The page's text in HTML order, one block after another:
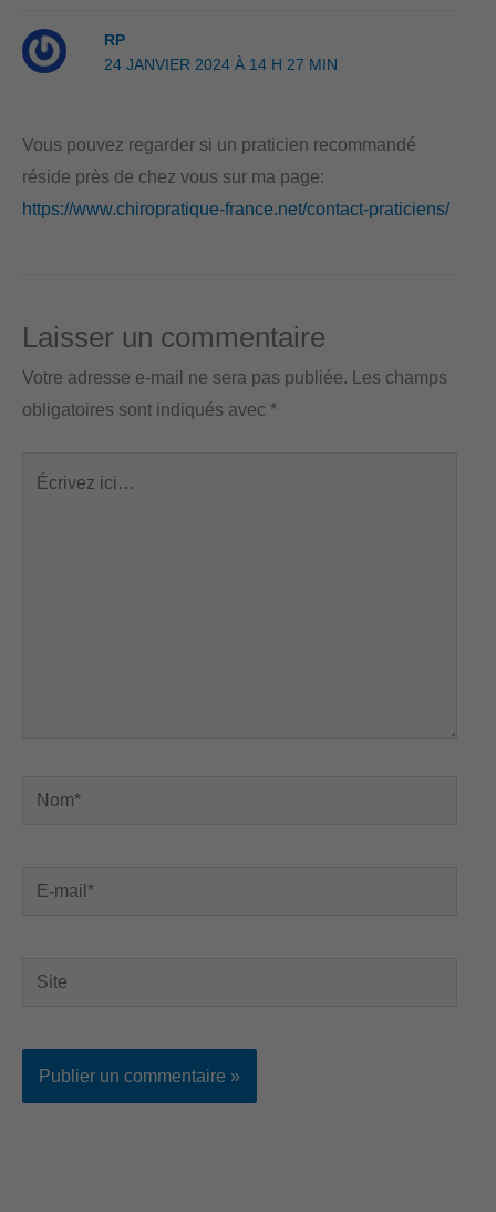
RP
24 JANVIER 2024 À 14 H 27 MIN
Vous pouvez regarder si un praticien recommandé
réside près de chez vous sur ma page:
https://www.chiropratique-france.net/contact-praticiens/
Laisser un commentaire
Votre adresse e-mail ne sera pas publiée.
Les champs
obligatoires sont indiqués avec *
Nom*
E-
Site